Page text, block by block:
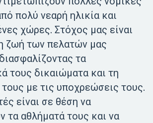
πολύ νεαρή ηλικία και
χώρες. Στόχος μας είναι
ζωή των πελατών μας
τα
τους δικαιώματα και τη
με τις υποχρεώσεις τους.
είναι σε θέση να
τα αθλήματά τους και να